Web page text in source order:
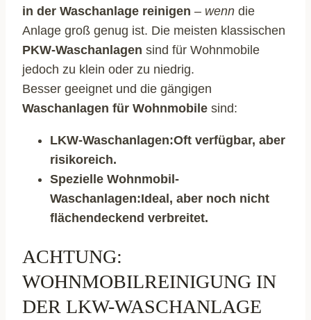
in der Waschanlage reinigen – wenn die
Anlage groß genug ist. Die meisten klassischen
PKW-Waschanlagen sind für Wohnmobile
jedoch zu klein oder zu niedrig.
Besser geeignet und die gängigen
Waschanlagen für Wohnmobile sind:
LKW-Waschanlagen:Oft verfügbar, aber
risikoreich.
Spezielle Wohnmobil-
Waschanlagen:Ideal, aber noch nicht
flächendeckend verbreitet.
ACHTUNG:
WOHNMOBILREINIGUNG IN
DER LKW-WASCHANLAGE